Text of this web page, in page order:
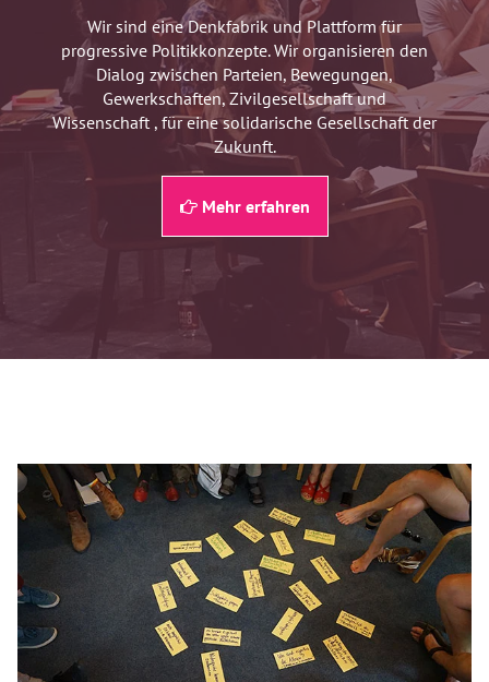
Wir sind eine Denkfabrik und Plattform für
progressive Politikkonzepte. Wir organisieren den
Dialog zwischen Parteien, Bewegungen,
Gewerkschaften, Zivilgesellschaft und
Wissenschaft , für eine solidarische Gesellschaft der
Zukunft.
Mehr erfahren